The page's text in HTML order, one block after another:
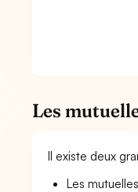
Les
Il existe deux
Les